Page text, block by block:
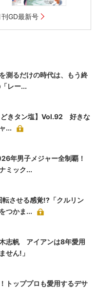
刊GD最新号
測るだけの時代は、もう終
レー...
どきタン塩】Vol.92 好きな
...
年男子メジャー全制覇！
ミック...
転させる感覚!?「クルリン
つかま...
木志帆 アイアンは8年愛用
せん!」
トッププロも愛用するデサ